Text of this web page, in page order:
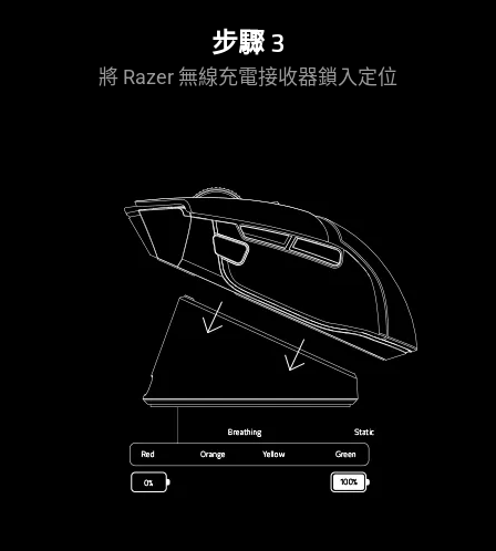
步驟 3
將 Razer 無線充電接收器鎖入定位